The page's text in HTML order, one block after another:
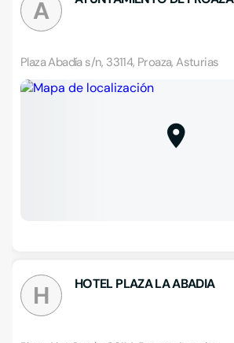
A
Plaza Abadía s/n, 33114, Proaza, Asturias
H HOTEL PLAZA LA ABADIA